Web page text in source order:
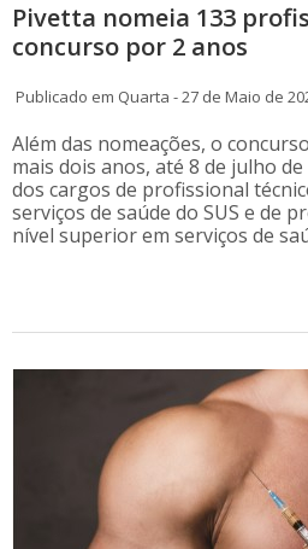
Pivetta nomeia 133
concurso por 2 anos
Publicado em Quarta - 27 de Maio de
Além das nomeações, o
mais dois anos, até 8 de julho
dos cargos de profissional
serviços de saúde do SUS e de
nível superior em serviços de